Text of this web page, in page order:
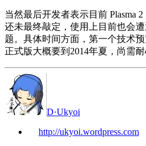
当然最后开发者表示目前 Plasma
还未最终敲定，使用上目前也会
题。具体时间方面，第一个技术
正式版大概要到2014年夏，尚需耐
D·Ukyoi
http://ukyoi.wordpress.com